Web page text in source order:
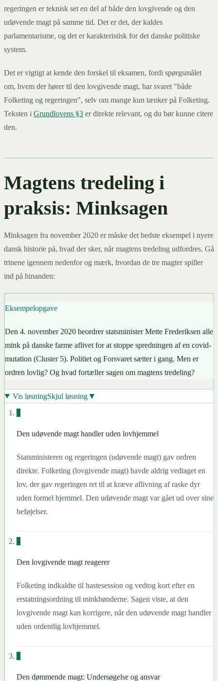
regeringen er teknisk set en del af både den lovgivende og den
udøvende magt på samme tid. Det er det, der kaldes
parlamentarisme, og det er karakteristisk for det danske politiske
system.
Det er vigtigt at kende den forskel til eksamen, fordi spørgsmålet
om, hvem der hører til den lovgivende magt, har svaret "både
Folketing og regeringen", selv om mange kun tænker på Folketing.
Teksten i Grundlovens §3 er direkte relevant, og du bør kunne citere
den.
Magtens tredeling i
praksis: Minksagen
Minksagen fra november 2020 er måske det bedste eksempel i nyere
dansk historie på, hvad der sker, når magtens tredeling udfordres. Gå
trinene igennem nedenfor og mærk, hvordan de tre magter spiller
ind på hinanden:
Eksempelopgave
Den 4. november 2020 beordrer statsminister Mette Frederiksen alle
mink på danske farme aflivet for at stoppe spredningen af en covid-
mutation (Cluster 5). Politiet og Forsvaret sætter i gang. Men er
ordren lovlig? Og hvad fortæller sagen om magtens tredeling?
Vis løsningSkjul løsning▼
1
Den udøvende magt handler uden lovhjemmel
Statsministeren og regeringen (udøvende magt) gav ordren
direkte. Folketing (lovgivende magt) havde aldrig vedtaget en
lov, der gav regeringen ret til at kræve aflivning af raske dyr
uden formel hjemmel. Den udøvende magt var gået ud over sine
beføjelser.
2
Den lovgivende magt reagerer
Folketing indkaldte til hastesession og vedtog kort efter en
erstatningsordning til minkbønderne. Sagen viste, at den
lovgivende magt kan korrigere, når den udøvende magt handler
uden ordentlig lovhjemmel.
3
Den dømmende magt: Undersøgelse og ansvar